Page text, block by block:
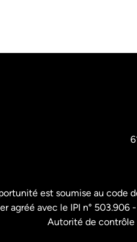
est soumise au code
agréé avec le IPI n° 503.906
Autorité de contrôle